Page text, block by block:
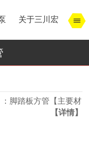
关于三川宏
：脚踏板方管【主要材
【详情】